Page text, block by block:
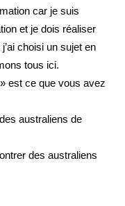
car je suis
et je dois réaliser
choisi un sujet en
tous ici.
est ce que vous avez
australiens de
des australiens